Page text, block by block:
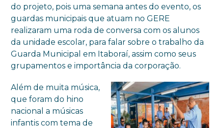
do projeto, pois uma semana antes do evento, os
guardas municipais que atuam no GERE
realizaram uma roda de conversa com os alunos
da unidade escolar, para falar sobre o trabalho da
Guarda Municipal em Itaboraí, assim como seus
grupamentos e importância da corporação.
Além de muita música,
que foram do hino
nacional a músicas
infantis com tema de